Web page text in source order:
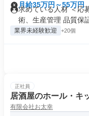
月給35万円～55万円
求めている人材 ＜応
術、生産管理 品質保
業界未経験歓迎 +20個
正社員
居酒屋のホール・キ
有限会社お太幸